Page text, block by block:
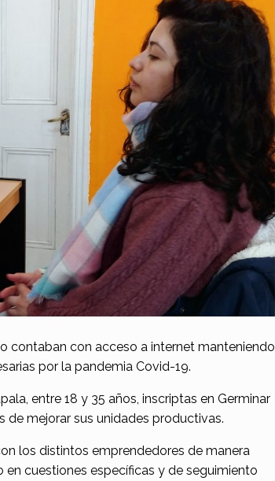
contaban con acceso a internet manteniendo
por la pandemia Covid-19.
entre 18 y 35 años, inscriptas en Germinar
mejorar sus unidades productivas.
los distintos emprendedores de manera
cuestiones específicas y de seguimiento